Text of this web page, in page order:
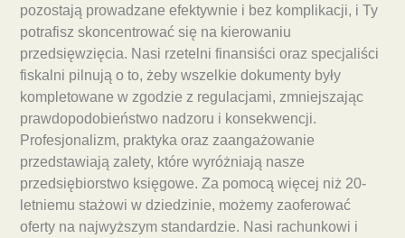
pozostają prowadzane efektywnie i bez komplikacji, i Ty
potrafisz skoncentrować się na kierowaniu
przedsięwzięcia. Nasi rzetelni finansiści oraz specjaliści
fiskalni pilnują o to, żeby wszelkie dokumenty były
kompletowane w zgodzie z regulacjami, zmniejszając
prawdopodobieństwo nadzoru i konsekwencji.
Profesjonalizm, praktyka oraz zaangażowanie
przedstawiają zalety, które wyróżniają nasze
przedsiębiorstwo księgowe. Za pomocą więcej niż 20-
letniemu stażowi w dziedzinie, możemy zaoferować
oferty na najwyższym standardzie. Nasi rachunkowi i